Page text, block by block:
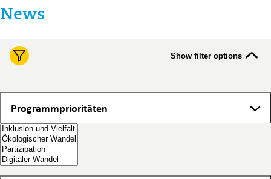
News
Show filter options
Programmprioritäten